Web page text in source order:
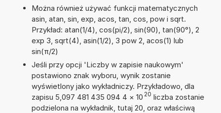
Można również używać funkcji matematycznych
asin, atan, sin, exp, acos, tan, cos, pow i sqrt.
Przykład: atan(1/4), cos(pi/2), sin(90), tan(90°), 2
exp 3, sqrt(4), asin(1/2), 3 pow 2, acos(1) lub
sin(π/2)
Jeśli przy opcji 'Liczby w zapisie naukowym'
postawiono znak wyboru, wynik zostanie
wyświetlony jako wykładniczy. Przykładowo, dla
zapisu 5,097 481 435 094 4 × 10 20 liczba zostanie
podzielona na wykładnik, tutaj 20, oraz właściwą